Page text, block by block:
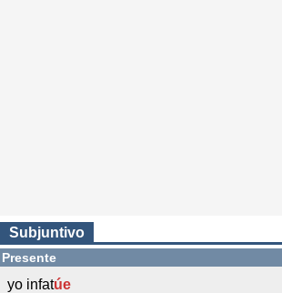
Subjuntivo
Presente
yo infatúe